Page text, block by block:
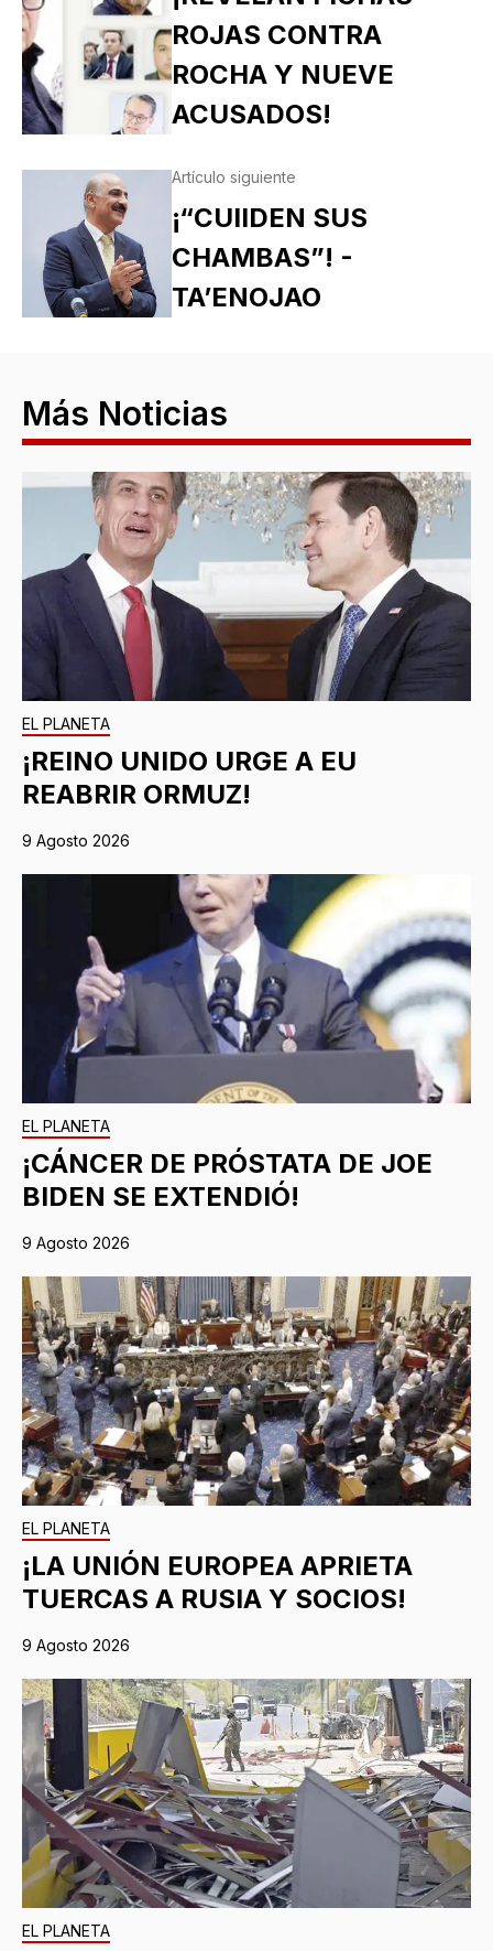
ROJAS CONTRA
ROCHA Y NUEVE
ACUSADOS!
Artículo siguiente
¡“CUIIDEN SUS
CHAMBAS”! -
TA’ENOJAO
Más Noticias
EL PLANETA
¡REINO UNIDO URGE A EU
REABRIR ORMUZ!
9 Agosto 2026
EL PLANETA
¡CÁNCER DE PRÓSTATA DE JOE
BIDEN SE EXTENDIÓ!
9 Agosto 2026
EL PLANETA
¡LA UNIÓN EUROPEA APRIETA
TUERCAS A RUSIA Y SOCIOS!
9 Agosto 2026
EL PLANETA